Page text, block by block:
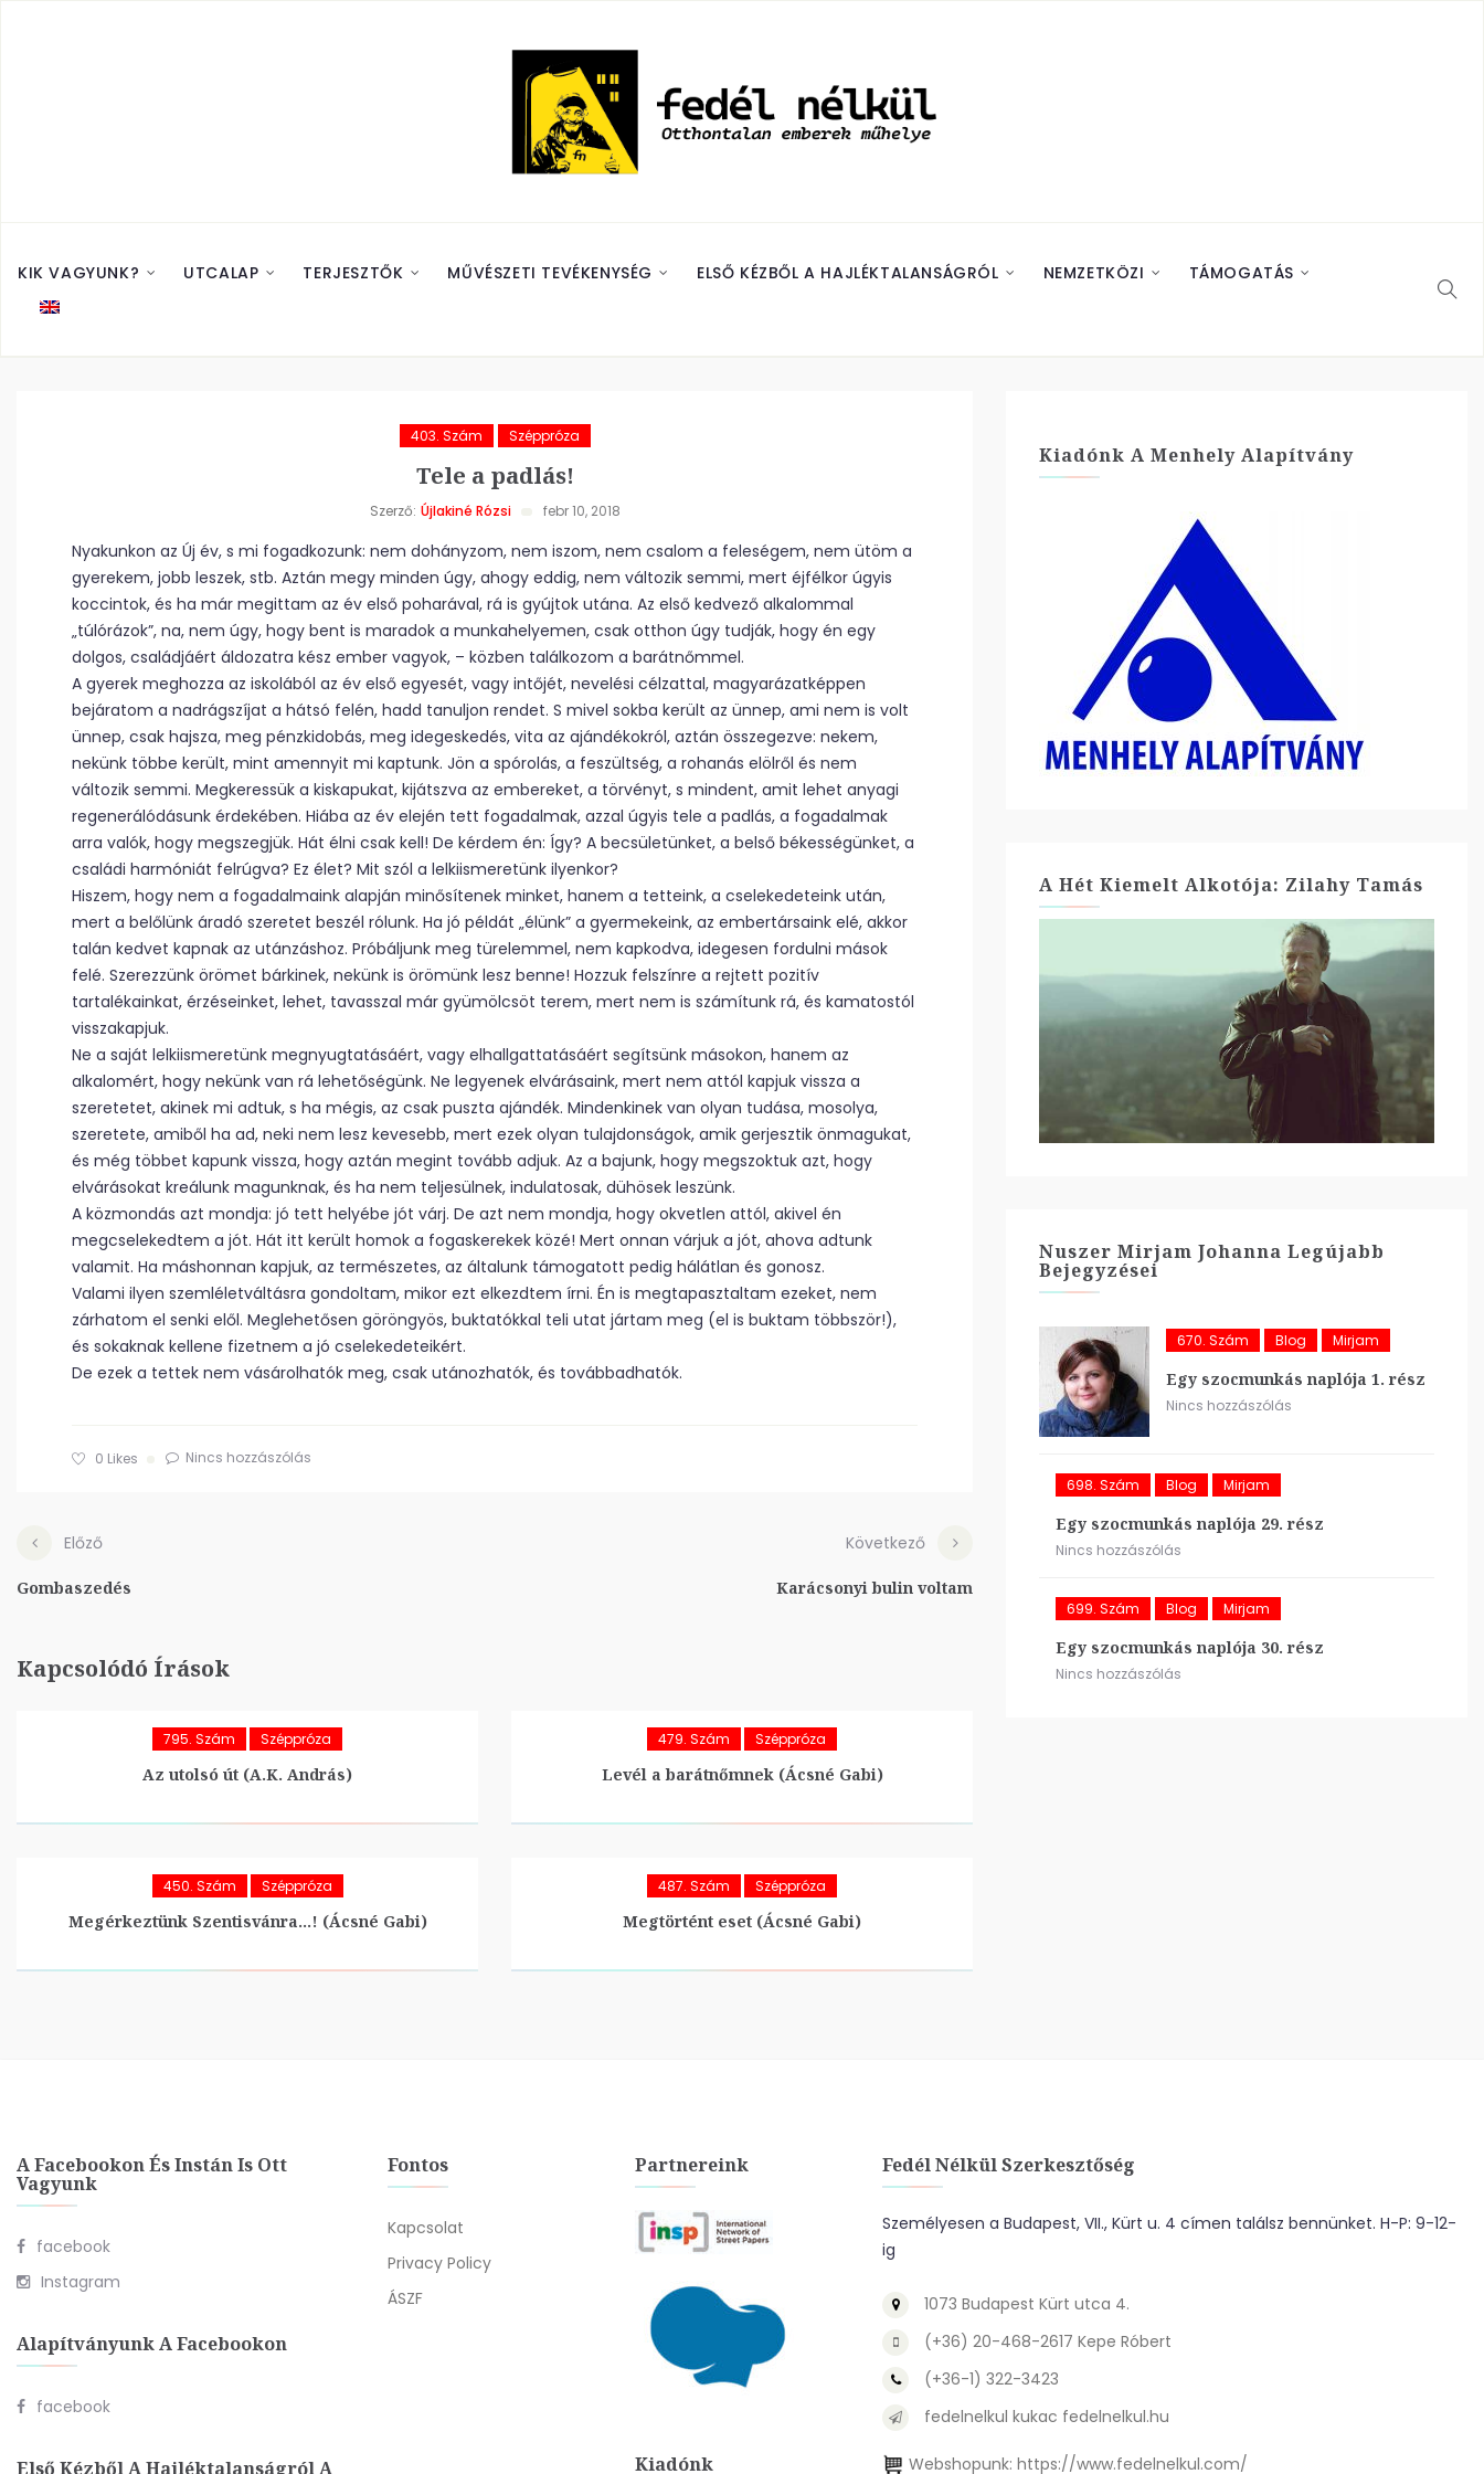
KIK VAGYUNK? UTCALAP TERJESZTŐK MŰVÉSZETI TEVÉKENYSÉG ELSŐ KÉZBŐL A HAJLÉKTALANSÁGRÓL NEMZETKÖZI TÁMOGATÁS
403. Szám Széppróza
Tele a padlás!
Szerző: Újlakiné Rózsi febr 10, 2018
Nyakunkon az Új év, s mi fogadkozunk: nem dohányzom, nem iszom, nem csalom a feleségem, nem ütöm a
gyerekem, jobb leszek, stb. Aztán megy minden úgy, ahogy eddig, nem változik semmi, mert éjfélkor úgyis
koccintok, és ha már megittam az év első poharával, rá is gyújtok utána. Az első kedvező alkalommal
„túlórázok”, na, nem úgy, hogy bent is maradok a munkahelyemen, csak otthon úgy tudják, hogy én egy
dolgos, családjáért áldozatra kész ember vagyok, – közben találkozom a barátnőmmel.
A gyerek meghozza az iskolából az év első egyesét, vagy intőjét, nevelési célzattal, magyarázatképpen
bejáratom a nadrágszíjat a hátsó felén, hadd tanuljon rendet. S mivel sokba került az ünnep, ami nem is volt
ünnep, csak hajsza, meg pénzkidobás, meg idegeskedés, vita az ajándékokról, aztán összegezve: nekem,
nekünk többe került, mint amennyit mi kaptunk. Jön a spórolás, a feszültség, a rohanás elölről és nem
változik semmi. Megkeressük a kiskapukat, kijátszva az embereket, a törvényt, s mindent, amit lehet anyagi
regenerálódásunk érdekében. Hiába az év elején tett fogadalmak, azzal úgyis tele a padlás, a fogadalmak
arra valók, hogy megszegjük. Hát élni csak kell! De kérdem én: Így? A becsületünket, a belső békességünket, a
családi harmóniát felrúgva? Ez élet? Mit szól a lelkiismeretünk ilyenkor?
Hiszem, hogy nem a fogadalmaink alapján minősítenek minket, hanem a tetteink, a cselekedeteink után,
mert a belőlünk áradó szeretet beszél rólunk. Ha jó példát „élünk” a gyermekeink, az embertársaink elé, akkor
talán kedvet kapnak az utánzáshoz. Próbáljunk meg türelemmel, nem kapkodva, idegesen fordulni mások
felé. Szerezzünk örömet bárkinek, nekünk is örömünk lesz benne! Hozzuk felszínre a rejtett pozitív
tartalékainkat, érzéseinket, lehet, tavasszal már gyümölcsöt terem, mert nem is számítunk rá, és kamatostól
visszakapjuk.
Ne a saját lelkiismeretünk megnyugtatásáért, vagy elhallgattatásáért segítsünk másokon, hanem az
alkalomért, hogy nekünk van rá lehetőségünk. Ne legyenek elvárásaink, mert nem attól kapjuk vissza a
szeretetet, akinek mi adtuk, s ha mégis, az csak puszta ajándék. Mindenkinek van olyan tudása, mosolya,
szeretete, amiből ha ad, neki nem lesz kevesebb, mert ezek olyan tulajdonságok, amik gerjesztik önmagukat,
és még többet kapunk vissza, hogy aztán megint tovább adjuk. Az a bajunk, hogy megszoktuk azt, hogy
elvárásokat kreálunk magunknak, és ha nem teljesülnek, indulatosak, dühösek leszünk.
A közmondás azt mondja: jó tett helyébe jót várj. De azt nem mondja, hogy okvetlen attól, akivel én
megcselekedtem a jót. Hát itt került homok a fogaskerekek közé! Mert onnan várjuk a jót, ahova adtunk
valamit. Ha máshonnan kapjuk, az természetes, az általunk támogatott pedig hálátlan és gonosz.
Valami ilyen szemléletváltásra gondoltam, mikor ezt elkezdtem írni. Én is megtapasztaltam ezeket, nem
zárhatom el senki elől. Meglehetősen göröngyös, buktatókkal teli utat jártam meg (el is buktam többször!),
és sokaknak kellene fizetnem a jó cselekedeteikért.
De ezek a tettek nem vásárolhatók meg, csak utánozhatók, és továbbadhatók.
0 Likes Nincs hozzászólás
Előző
Gombaszedés
Következő
Karácsonyi bulin voltam
Kapcsolódó Írások
795. Szám Széppróza
Az utolsó út (A.K. András)
479. Szám Széppróza
Levél a barátnőmnek (Ácsné Gabi)
450. Szám Széppróza
Megérkeztünk Szentisvánra…! (Ácsné Gabi)
487. Szám Széppróza
Megtörtént eset (Ácsné Gabi)
Kiadónk A Menhely Alapítvány
A Hét Kiemelt Alkotója: Zilahy Tamás
Nuszer Mirjam Johanna Legújabb
Bejegyzései
670. Szám Blog Mirjam
Egy szocmunkás naplója 1. rész
Nincs hozzászólás
698. Szám Blog Mirjam
Egy szocmunkás naplója 29. rész
Nincs hozzászólás
699. Szám Blog Mirjam
Egy szocmunkás naplója 30. rész
Nincs hozzászólás
A Facebookon És Instán Is Ott
Vagyunk
facebook
Instagram
Alapítványunk A Facebookon
facebook
Első Kézből A Hajléktalanságról A
Fontos
Kapcsolat
Privacy Policy
ÁSZF
Partnereink
Kiadónk
Fedél Nélkül Szerkesztőség
Személyesen a Budapest, VII., Kürt u. 4 címen találsz bennünket. H-P: 9-12-
ig
1073 Budapest Kürt utca 4.
(+36) 20-468-2617 Kepe Róbert
(+36-1) 322-3423
fedelnelkul kukac fedelnelkul.hu
Webshopunk: https://www.fedelnelkul.com/